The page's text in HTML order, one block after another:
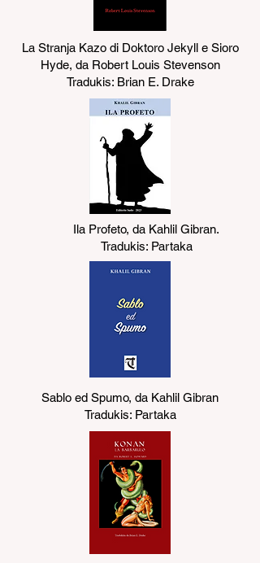
La Stranja Kazo di Doktoro Jekyll e Sioro
Hyde, da Robert Louis Stevenson
Tradukis: Brian E. Drake
Ila Profeto, da Kahlil Gibran.
Tradukis: Partaka
Sablo ed Spumo, da Kahlil Gibran
Tradukis: Partaka